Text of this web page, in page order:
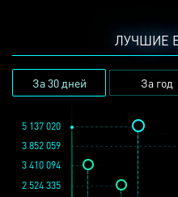
ЛУЧШИЕ
За 30 дней За год
3 852 059
5 137 020
2 524 335
3 410 094